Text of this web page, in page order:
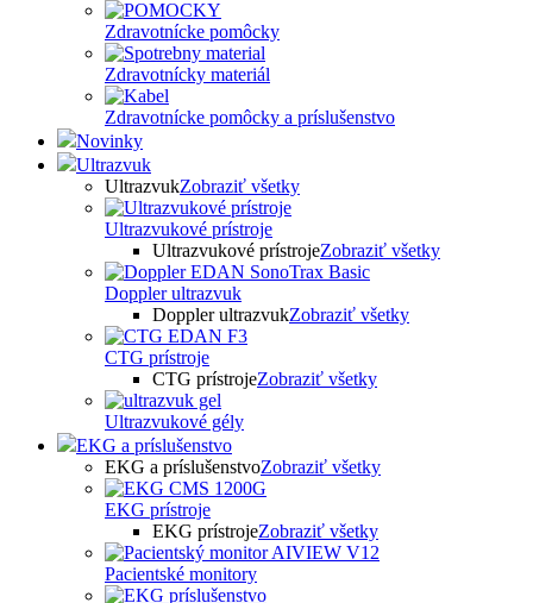
Zdravotnícke pomôcky
Zdravotnícky materiál
Zdravotnícke pomôcky a príslušenstvo
Novinky
Ultrazvuk
UltrazvukZobraziť všetky
Ultrazvukové prístroje
Ultrazvukové prístrojeZobraziť všetky
Doppler ultrazvuk
Doppler ultrazvukZobraziť všetky
CTG prístroje
CTG prístrojeZobraziť všetky
Ultrazvukové gély
EKG a príslušenstvo
EKG a príslušenstvoZobraziť všetky
EKG prístroje
EKG prístrojeZobraziť všetky
Pacientské monitory